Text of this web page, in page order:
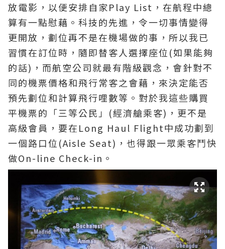
放電影，以便安排自家Play List，在航程中總
算有一點慰藉。科技的先進，令一切事情變得
更開放，劃位再不是在機場做的事，所以我已
習慣在訂位時，隨即替客人選擇座位(如果能夠
的話)，而航空公司就最有階級觀念，會針對不
同的機票價格和飛行常客之會藉，來決定能否
預先劃位和計算飛行哩數等。對於我這些購買
平機票的「三等公民」(經濟艙乘客)，更不是
高級會員，要在Long Haul Flight中成功劃到
一個路口位(Aisle Seat)，也得跟一眾乘客鬥快
做On-line Check-in。